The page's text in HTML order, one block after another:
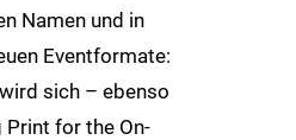
Namen und in
Eventformate:
sich – ebenso
Print for the On-